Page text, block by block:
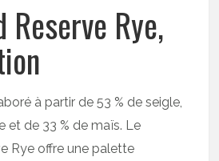
Rye,
à partir de 53 % de seigle,
et de 33 % de maïs. Le
Rye offre une palette